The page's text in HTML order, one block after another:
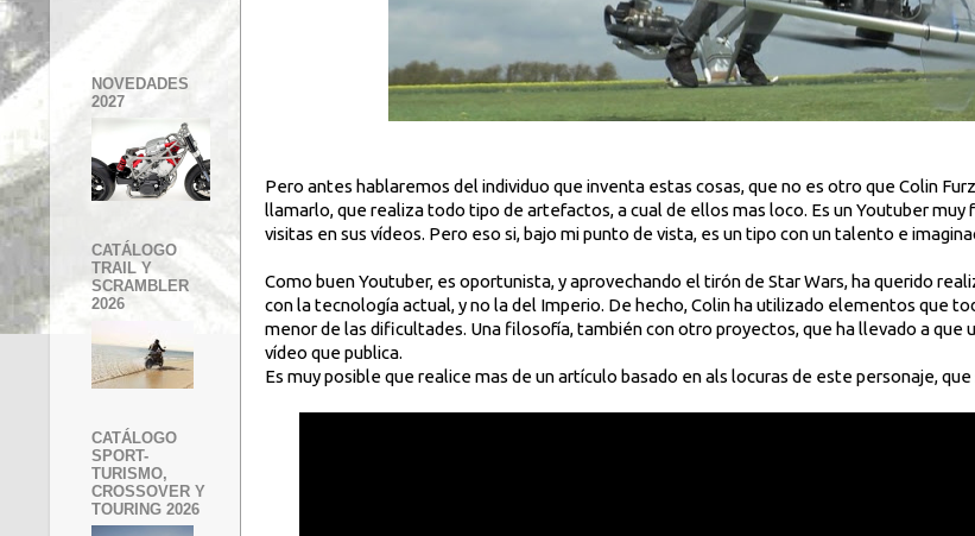
Pero antes hablaremos del individuo que inventa estas cosas, que no es otro que Colin
llamarlo, que realiza todo tipo de artefactos, a cual de ellos mas loco. Es un Youtuber
visitas en sus vídeos. Pero eso si, bajo mi punto de vista, es un tipo con un talento e
Como buen Youtuber, es oportunista, y aprovechando el tirón de Star Wars, ha querido
con la tecnología actual, y no la del Imperio. De hecho, Colin ha utilizado elementos que
menor de las dificultades. Una filosofía, también con otro proyectos, que ha llevado a que
vídeo que publica.
Es muy posible que realice mas de un artículo basado en als locuras de este personaje, que
NOVEDADES
2027
CATÁLOGO
TRAIL Y
SCRAMBLER
2026
CATÁLOGO
SPORT-
TURISMO,
CROSSOVER Y
TOURING 2026